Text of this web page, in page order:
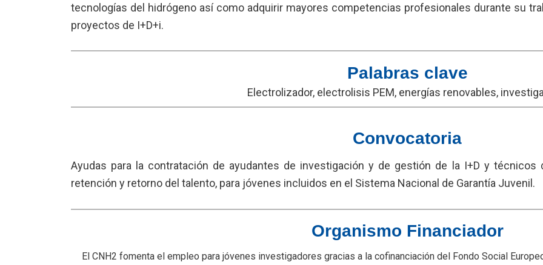
tecnologías del hidrógeno así como adquirir mayores competencias profesionales durante su
proyectos de I+D+i.
Palabras clave
Electrolizador, electrolisis PEM, energías renovables,
Convocatoria
Ayudas para la contratación de ayudantes de investigación y de gestión de la I+D y técnicos
retención y retorno del talento, para jóvenes incluidos en el Sistema Nacional de Garantía Juvenil.
Organismo Financiador
El CNH2 fomenta el empleo para jóvenes investigadores gracias a la cofinanciación del Fondo Social